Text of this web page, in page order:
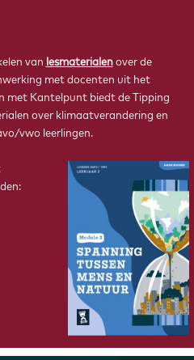
sporen na.
van lesmaterialenover de
met docenten uit het
met Kantelpunt biedt de Tipping
over klimaatverandering en
vwo leerlingen.